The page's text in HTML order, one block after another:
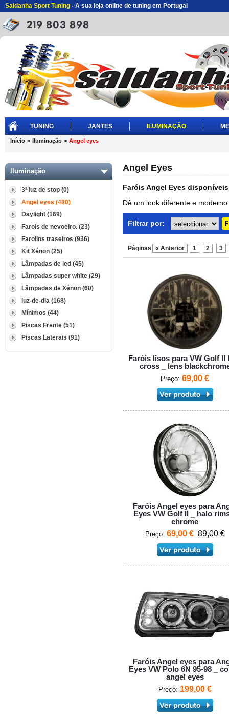
Saldanha Sport Tuning - A sua loja online de tuning em Portugal
TUNING JANTES ILUMINAÇÃO
Início > Iluminação > Angel eyes
Iluminação
3ª luz de stop (0)
Angel eyes (480)
Daylight (169)
Farois de nevoeiro. (23)
Farolins traseiros (936)
Kit Xénon (25)
Lâmpadas de led (45)
Lâmpadas super white (29)
Lâmpadas de Xénon (60)
luz-de-dia (168)
Mínimos (44)
Piscas Frente (51)
Piscas Laterais (91)
Angel Eyes
Faróis Angel Eyes
Dê um look diferente e
Filtrar por:
Páginas « Anterior 1 2 3
Faróis lisos para VW Golf II
cross _ lens
Preço: 69,00 €
Faróis Angel eyes para
Eyes VW Golf II _ halo
chrome
Preço: 69,00 € 89,00 €
Faróis Angel eyes para
Eyes VW Polo 6N 95-98 _
angel eyes
Preço: 199,00 €